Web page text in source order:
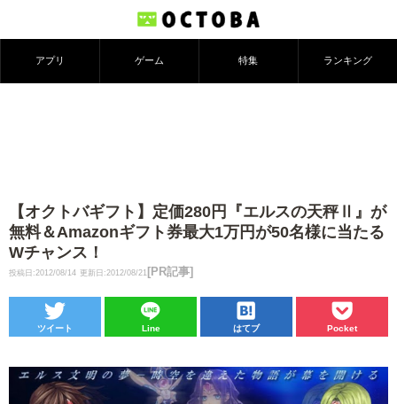
アプリ ゲーム 特集 ランキング
【オクトバギフト】定価280円『エルスの天秤Ⅱ』が
無料＆Amazonギフト券最大1万円が50名様に当たる
Wチャンス！
投稿日:2012/08/14 更新日:2012/08/21 [PR記事]
ツイート Line はてブ Pocket